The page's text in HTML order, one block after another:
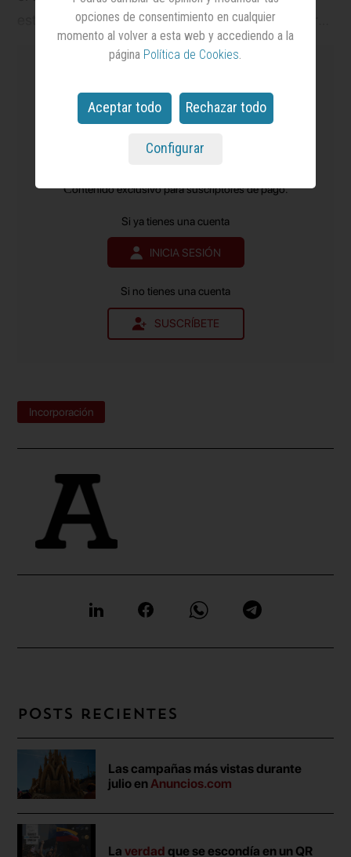
estrategia de expansión nacional. Acaba de abrir
dos nuevas oficinas, ubicadas en las islas de Gran
capitaneadas porMarta Ortega, quien asume la
dirección de la delegación con el objetivo de
potenciar y diversificar los servicios de la agencia
en el sector de la Publicidad y el Marketing
más leído.
Contenido exclusivo para suscriptores de pago.
Si ya tienes una cuenta
INICIA SESIÓN
Si no tienes una cuenta
SUSCRÍBETE
Incorporación
Posts recientes
Las campañas más vistas durante
julio en Anuncios.com
Laverdad que se escondía en un QR
opciones de consentimiento en cualquier
momento al volver a esta web y accediendo a la
página Política de Cookies.
Aceptar todo Rechazar todo
Configurar